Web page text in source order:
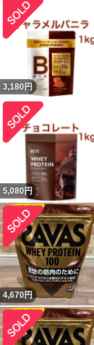
3,180 円
5,080 円
4,670円